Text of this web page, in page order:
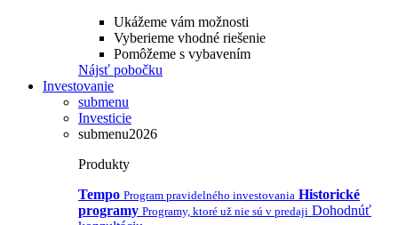
Ukážeme vám možnosti
Vyberieme vhodné riešenie
Pomôžeme s vybavením
Nájsť pobočku
Investovanie
submenu
Investicie
submenu2026
Produkty
Tempo Program pravidelného investovania Historické
programy Programy, ktoré už nie sú v predaji Dohodnúť